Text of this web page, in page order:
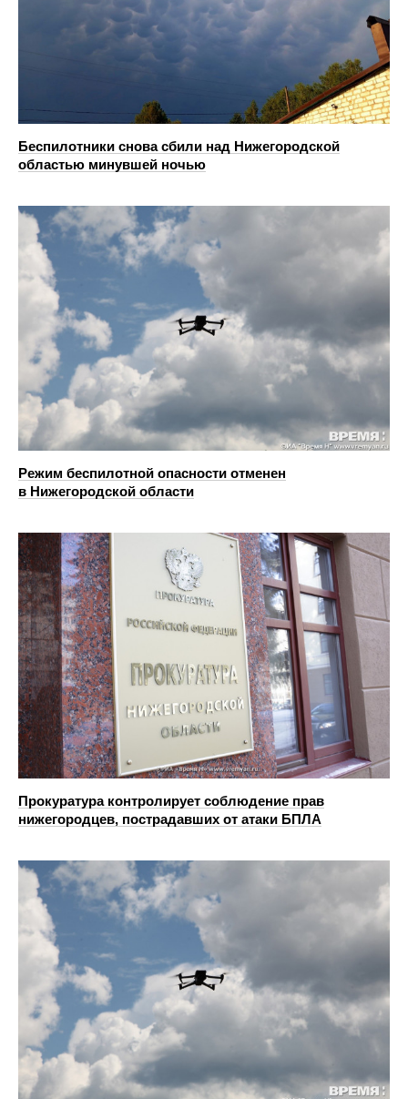
Беспилотники снова сбили над Нижегородской
областью минувшей ночью
Режим беспилотной опасности отменен
в Нижегородской области
Прокуратура контролирует соблюдение прав
нижегородцев, пострадавших от атаки БПЛА